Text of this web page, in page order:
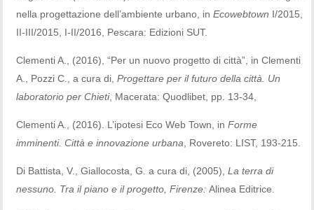
nella progettazione dell’ambiente urbano, inEcowebtown I/2015,
II-III/2015, I-II/2016, Pescara: Edizioni SUT.
Clementi A., (2016), “Per un nuovo progetto di città”, in Clementi
A., Pozzi C., a cura di,Progettare per il futuro della città. Un
laboratorio per Chieti, Macerata: Quodlibet, pp. 13-34,
Clementi A., (2016). L’ipotesi Eco Web Town, inForme
imminenti. Città e innovazione urbana , Rovereto: LIST, 193-215.
Di Battista, V., Giallocosta, G. a cura di, (2005),La terra di
nessuno. Tra il piano e il progetto, Firenze:Alinea Editrice.